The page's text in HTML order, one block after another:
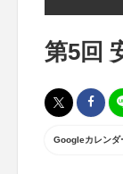
第5回
Googleカレンダ